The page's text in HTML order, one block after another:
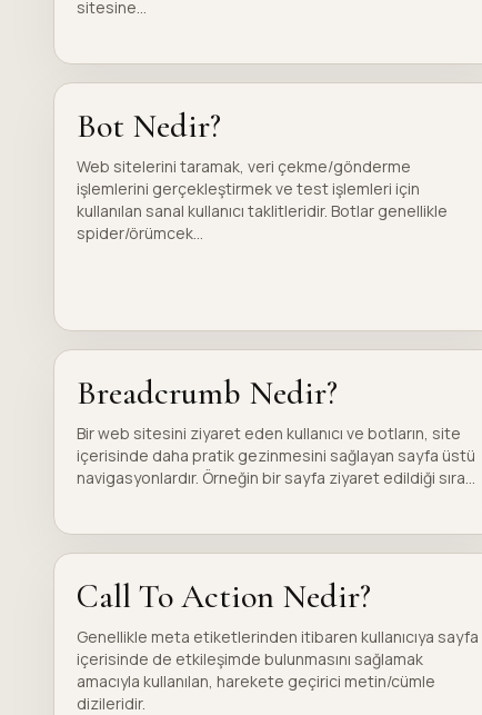
sitesine...
Bot Nedir?
Web sitelerini taramak, veri çekme/gönderme
işlemlerini gerçekleştirmek ve test işlemleri için
kullanılan sanal kullanıcı taklitleridir. Botlar genellikle
spider/örümcek...
Breadcrumb Nedir?
Bir web sitesini ziyaret eden kullanıcı ve botların, site
içerisinde daha pratik gezinmesini sağlayan sayfa üstü
navigasyonlardır. Örneğin bir sayfa ziyaret edildiği sıra...
Call To Action Nedir?
Genellikle meta etiketlerinden itibaren kullanıcıya sayfa
içerisinde de etkileşimde bulunmasını sağlamak
amacıyla kullanılan, harekete geçirici metin/cümle
dizileridir.